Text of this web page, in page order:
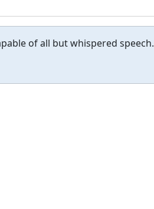
of all but whispered speech.